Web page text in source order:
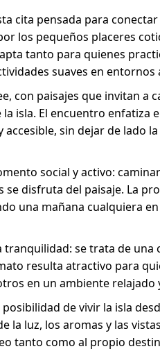
cita pensada para
los pequeños placeres
tanto para quienes
suaves en entornos
con paisajes que invitan a
isla. El encuentro enfatiza
sin dejar de lado
social y activo:
disfruta del paisaje. La
una mañana cualquiera
se trata de una
resulta atractivo para
en un ambiente relajado
de vivir la isla
la luz, los aromas y las
tanto como al propio